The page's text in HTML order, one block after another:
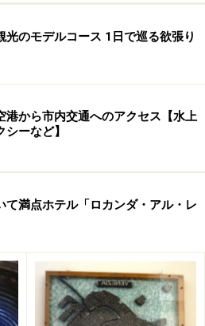
学できる工房も。写真はパピー・
光のモデルコース 1日で巡る欲張り
港から市内交通へのアクセス【水上
ーなど】
て満点ホテル「ロカンダ・アル・レ